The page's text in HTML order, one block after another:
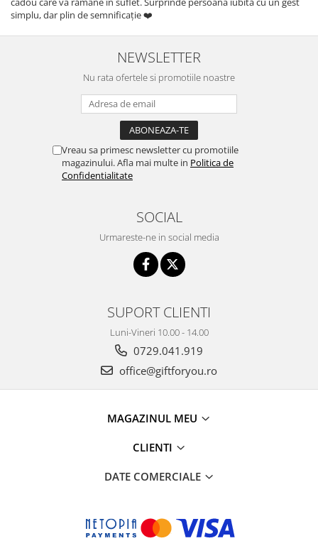
simplu, dar plin de semnificație ❤️
NEWSLETTER
Nu rata ofertele si promotiile noastre
Vreau sa primesc newsletter cu promotiile
magazinului. Afla mai multe in Politica de
Confidentialitate
SOCIAL
Urmareste-ne in social media
SUPORT CLIENTI
Luni-Vineri 10.00 - 14.00
0729.041.919
office@giftforyou.ro
MAGAZINUL MEU
CLIENTI
DATE COMERCIALE